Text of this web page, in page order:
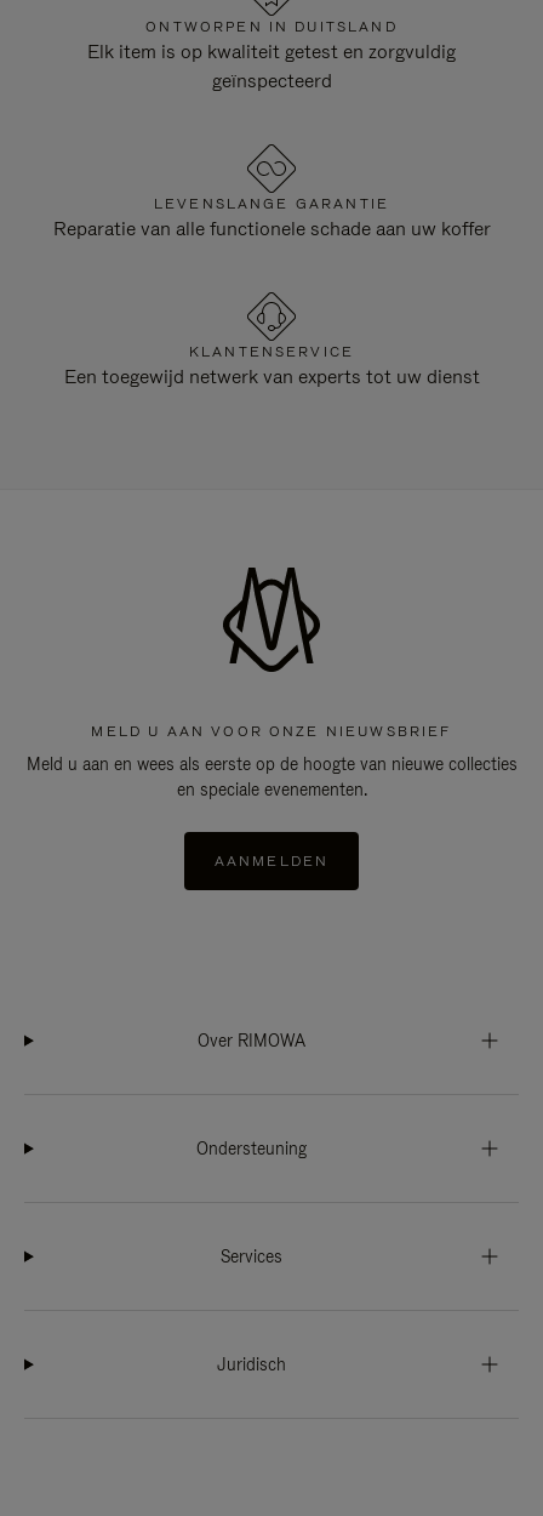
ONTWORPEN IN DUITSLAND
Elk item is op kwaliteit getest en zorgvuldig
geïnspecteerd
LEVENSLANGE GARANTIE
Reparatie van alle functionele schade aan uw koffer
KLANTENSERVICE
Een toegewijd netwerk van experts tot uw dienst
MELD U AAN VOOR ONZE NIEUWSBRIEF
Meld u aan en wees als eerste op de hoogte van nieuwe collecties
en speciale evenementen.
AANMELDEN
Over RIMOWA
Ondersteuning
Services
Juridisch